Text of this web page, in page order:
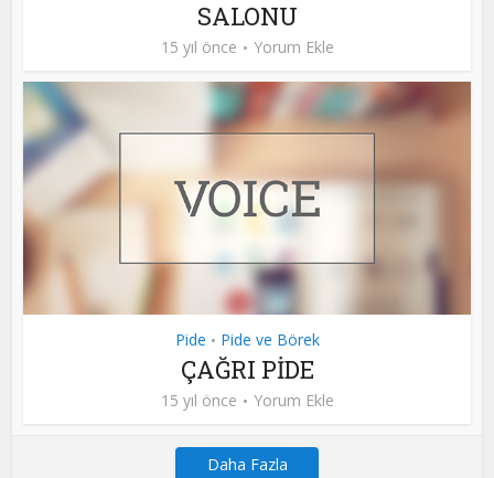
SALONU
15 yıl önce Yorum Ekle
Pide • Pide ve Börek
ÇAĞRI PİDE
15 yıl önce Yorum Ekle
Daha Fazla